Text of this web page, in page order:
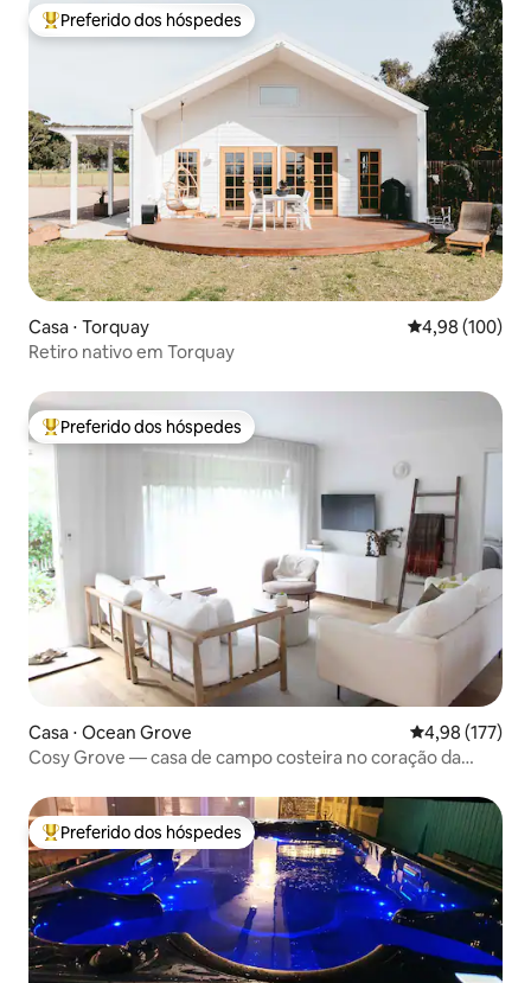
Entre os melhores preferidos dos hóspedes
Preferido dos hóspedes
Casa ⋅ Torquay 4,98 de uma
4,98 (100)
Retiro nativo em Torquay
Entre os melhores preferidos dos hóspedes
Preferido dos hóspedes
Casa ⋅ Ocean Grove 4,98 de uma
4,98 (177)
Cosy Grove — casa de campo costeira no coração da
Entre os melhores preferidos dos hóspedes
Preferido dos hóspedes